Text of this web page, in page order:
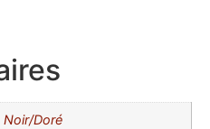
Noir/Doré